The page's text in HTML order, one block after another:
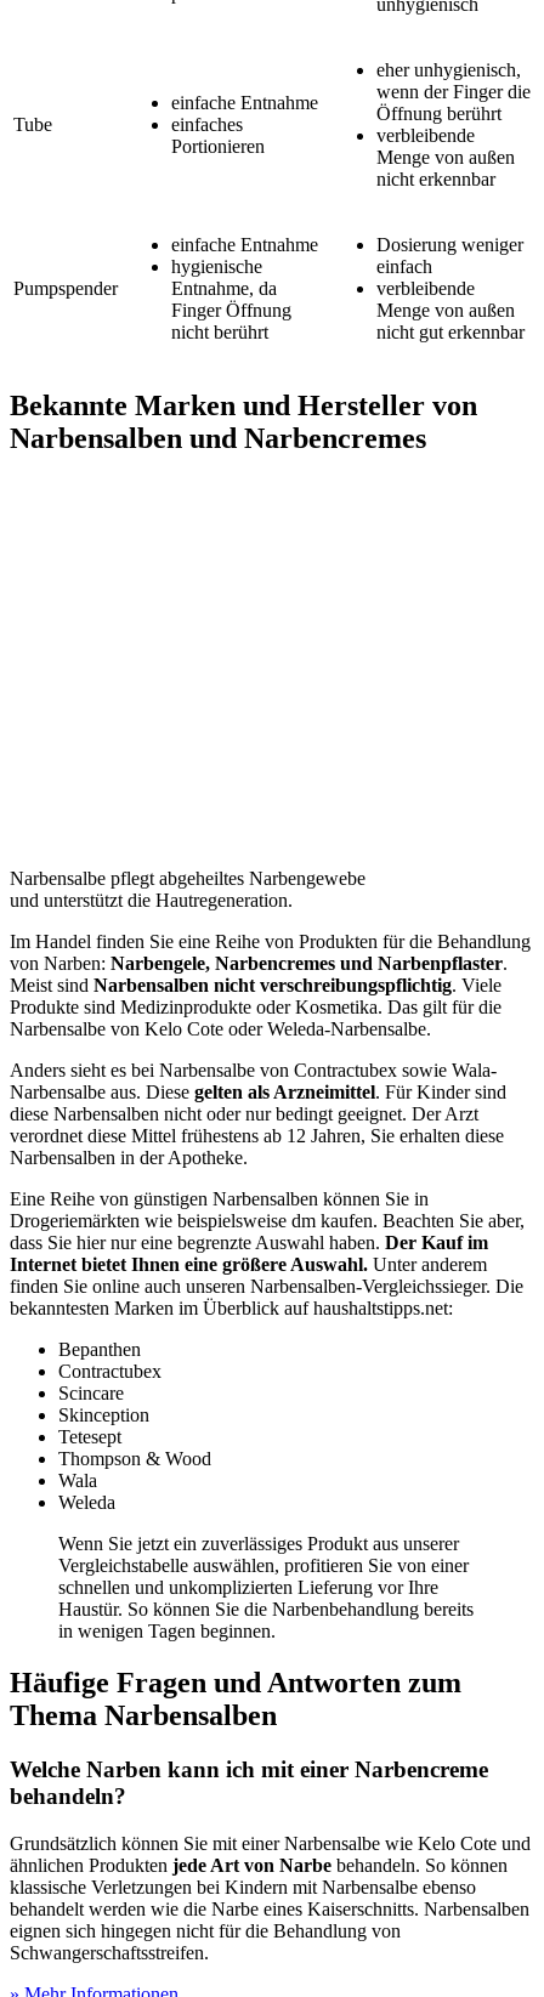
Tube
einfache Entnahme
einfaches
Portionieren
eher unhygienisch,
wenn der Finger die
Öffnung berührt
verbleibende
Menge von außen
nicht erkennbar
Pumpspender
einfache Entnahme
hygienische
Entnahme, da
Finger Öffnung
nicht berührt
Dosierung weniger
einfach
verbleibende
Menge von außen
nicht gut erkennbar
Bekannte Marken und Hersteller von
Narbensalben und Narbencremes
Narbensalbe pflegt abgeheiltes Narbengewebe
und unterstützt die Hautregeneration.
Im Handel finden Sie eine Reihe von Produkten für die Behandlung
von Narben: Narbengele, Narbencremes und Narbenpflaster.
Meist sind Narbensalben nicht verschreibungspflichtig. Viele
Produkte sind Medizinprodukte oder Kosmetika. Das gilt für die
Narbensalbe von Kelo Cote oder Weleda-Narbensalbe.
Anders sieht es bei Narbensalbe von Contractubex sowie Wala-
Narbensalbe aus. Diese gelten als Arzneimittel. Für Kinder sind
diese Narbensalben nicht oder nur bedingt geeignet. Der Arzt
verordnet diese Mittel frühestens ab 12 Jahren, Sie erhalten diese
Narbensalben in der Apotheke.
Eine Reihe von günstigen Narbensalben können Sie in
Drogeriemärkten wie beispielsweise dm kaufen. Beachten Sie aber,
dass Sie hier nur eine begrenzte Auswahl haben. Der Kauf im
Internet bietet Ihnen eine größere Auswahl. Unter anderem
finden Sie online auch unseren Narbensalben-Vergleichssieger. Die
bekanntesten Marken im Überblick auf haushaltstipps.net:
Bepanthen
Contractubex
Scincare
Skinception
Tetesept
Thompson & Wood
Wala
Weleda
Wenn Sie jetzt ein zuverlässiges Produkt aus unserer
Vergleichstabelle auswählen, profitieren Sie von einer
schnellen und unkomplizierten Lieferung vor Ihre
Haustür. So können Sie die Narbenbehandlung bereits
in wenigen Tagen beginnen.
Häufige Fragen und Antworten zum
Thema Narbensalben
Welche Narben kann ich mit einer Narbencreme
behandeln?
Grundsätzlich können Sie mit einer Narbensalbe wie Kelo Cote und
ähnlichen Produkten jede Art von Narbe behandeln. So können
klassische Verletzungen bei Kindern mit Narbensalbe ebenso
behandelt werden wie die Narbe eines Kaiserschnitts. Narbensalben
eignen sich hingegen nicht für die Behandlung von
Schwangerschaftsstreifen.